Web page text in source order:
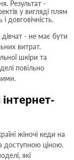
Результат -
у вигляді плям
довговічність.
- не має бути
витрат.
шкіри та
повільно
жіночі кеди на
доступною ціною.
які